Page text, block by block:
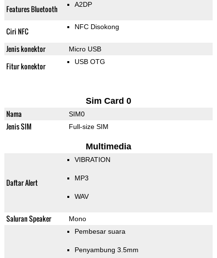
Features Bluetooth A2DP
Ciri NFC NFC Disokong
Jenis konektor Micro USB
Fitur konektor USB OTG
Sim Card 0
Nama SIM0
Jenis SIM Full-size SIM
Multimedia
Daftar Alert
VIBRATION
MP3
WAV
Saluran Speaker Mono
Pembesar suara
Penyambung 3.5mm